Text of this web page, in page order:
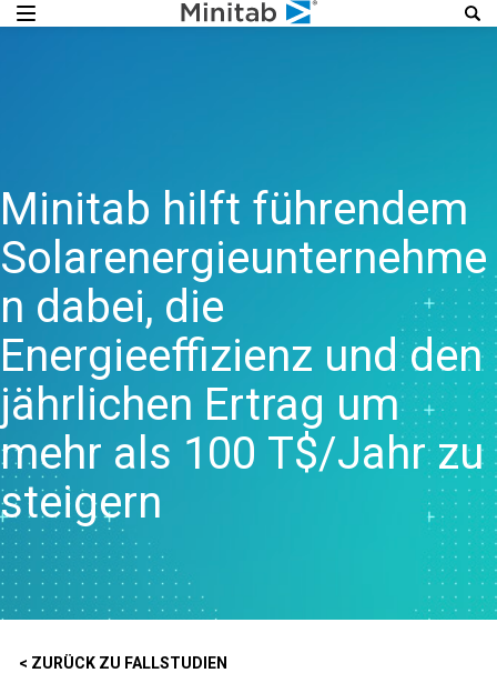
Minitab hilft führendem
Solarenergieunternehme
n dabei, die
Energieeffizienz und den
jährlichen Ertrag um
mehr als 100 T$/Jahr zu
steigern
< ZURÜCK ZU FALLSTUDIEN